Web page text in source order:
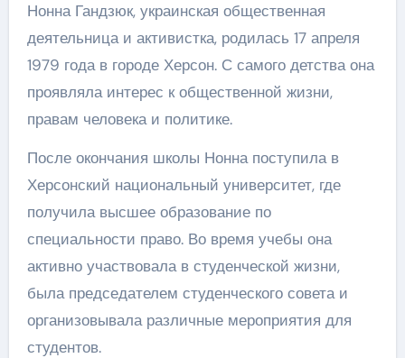
Нонна Гандзюк, украинская общественная
деятельница и активистка, родилась 17 апреля
1979 года в городе Херсон. С самого детства она
проявляла интерес к общественной жизни,
правам человека и политике.
После окончания школы Нонна поступила в
Херсонский национальный университет, где
получила высшее образование по
специальности право. Во время учебы она
активно участвовала в студенческой жизни,
была председателем студенческого совета и
организовывала различные мероприятия для
студентов.